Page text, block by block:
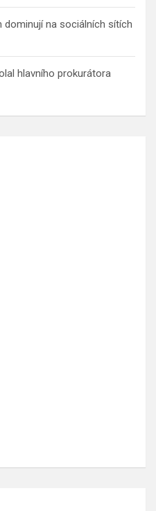
na sociálních sítích
hlavního prokurátora